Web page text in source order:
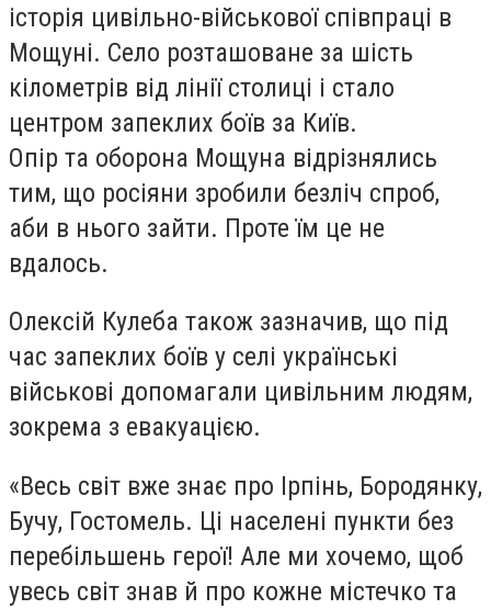
історія цивільно-військової співпраці в
Мощуні. Село розташоване за шість
кілометрів від лінії столиці і стало
центром запеклих боїв за Київ.
Опір та оборона Мощуна відрізнялись
тим, що росіяни зробили безліч спроб,
аби в нього зайти. Проте їм це не
вдалось.
Олексій Кулеба також зазначив, що під
час запеклих боїв у селі українські
військові допомагали цивільним людям,
зокрема з евакуацією.
«Весь світ вже знає про Ірпінь, Бородянку,
Бучу, Гостомель. Ці населені пункти без
перебільшень герої! Але ми хочемо, щоб
увесь світ знав й про кожне містечко та